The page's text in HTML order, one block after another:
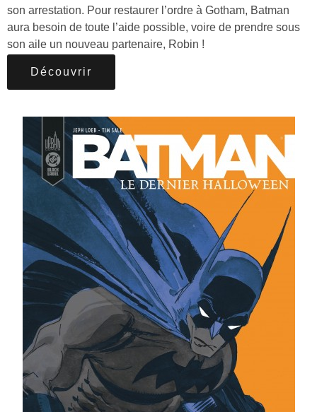
son arrestation. Pour restaurer l’ordre à Gotham, Batman
aura besoin de toute l’aide possible, voire de prendre sous
son aile un nouveau partenaire, Robin !
Découvrir